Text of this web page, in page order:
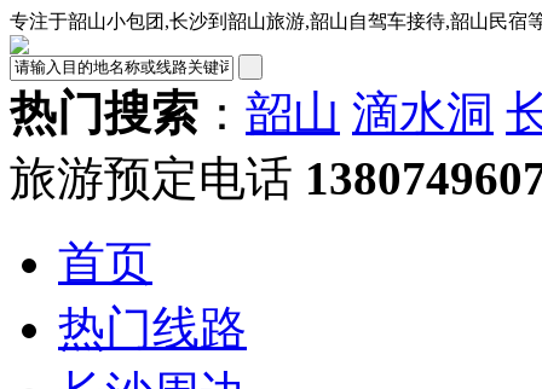
专注于韶山小包团,长沙到韶山旅游,韶山自驾车接待,韶山民宿
热门搜索 ： 韶山 滴水洞
旅游预定电话
首页
热门线路